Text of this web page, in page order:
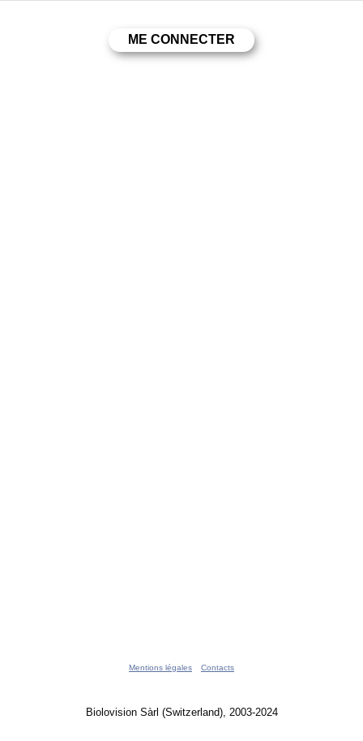
Mentions légales Contacts
Biolovision Sàrl (Switzerland), 2003-2024